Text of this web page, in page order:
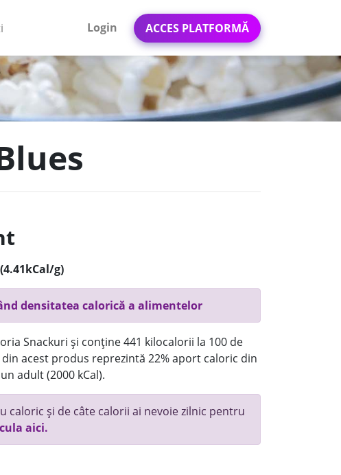
Login ACCES PLATFORMĂ
g)
densitatea calorică a alimentelor
Snackuri și conține 441 kilocalorii la 100 de
acest produs reprezintă 22% aport caloric din
adult (2000 kCal).
caloric și de câte calorii ai nevoie zilnic pentru
aici.